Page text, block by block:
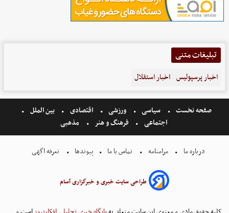
تبلیغات متنی
اخبار پرسپولیس اخبار استقلال
صفحه نخست سیاسی ورزشی اقتصادی
بین الملل
اجتماعی
فرهنگ و هنر مذهبی
درباره ما مرامنامه تماس با ما پیوندها تعرفه اگهی
طراحی سایت خبری و خبرگزاری آسام